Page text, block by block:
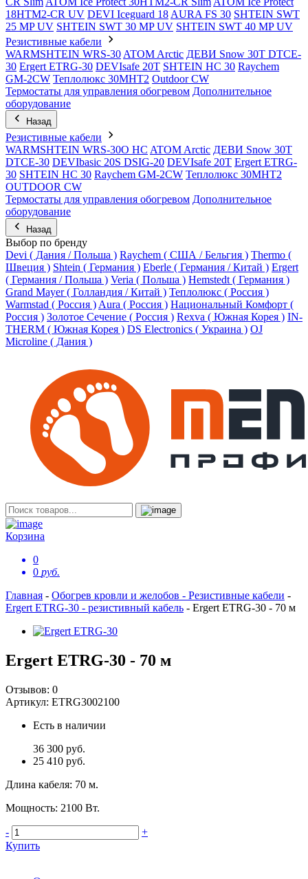
18HTM2-CR UV DEVI Iceguard 18 AURA FS 30 SHTEIN SWT
25 MP UV SHTEIN SWT 30 MP UV SHTEIN SWT 40 MP UV
Резистивные кабели
WARMSHTEIN WRS-30 ATOM Arctic ДЕВИ Snow 30T DTCE-
30 Ergert ETRG-30 DEVIsafe 20T SHTEIN HC 30 Raychem
GM-2CW Теплолюкс 30МНТ2 Outdoor CW
Термостаты для управления обогревом Дополнительное
оборудование
Назад
Резистивные кабели
WARMSHTEIN WRS-30O HC ATOM Arctic ДЕВИ Snow 30T
DTCE-30 DEVIbasic 20S DSIG-20 DEVIsafe 20T Ergert ETRG-
30 SHTEIN HC 30 Raychem GM-2CW Теплолюкс 30МНТ2
OUTDOOR CW
Термостаты для управления обогревом Дополнительное
оборудование
Назад
Выбор по бренду
Devi ( Дания / Польша ) Raychem ( США / Бельгия ) Thermo (
Швеция ) Shtein ( Германия ) Eberle ( Германия / Китай ) Ergert
( Германия / Польша ) Veria ( Польша ) Hemstedt ( Германия )
Grand Mayer ( Голландия / Китай ) Теплолюкс ( Россия )
Warmstad ( Россия ) Aura ( Россия ) Национальный Комфорт (
Россия ) Золотое Сечение ( Россия ) Rexva ( Южная Корея ) IN-
THERM ( Южная Корея ) DS Electronics ( Украина ) OJ
Microline ( Дания )
Корзина
0
0 руб.
Главная - Обогрев кровли и желобов - Резистивные кабели -
Ergert ETRG-30 - резистивный кабель - Ergert ETRG-30 - 70 м
Ergert ETRG-30 - 70 м
Отзывов: 0
Артикул: ETRG3002100
Есть в наличии
36 300 руб.
25 410 руб.
Длина кабеля: 70 м.
Мощность: 2100 Вт.
-
+
Купить